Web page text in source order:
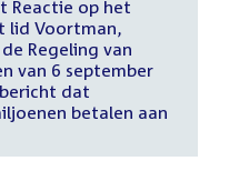
Reactie op het
lid Voortman,
Regeling van
van 6 september
dat
betalen aan